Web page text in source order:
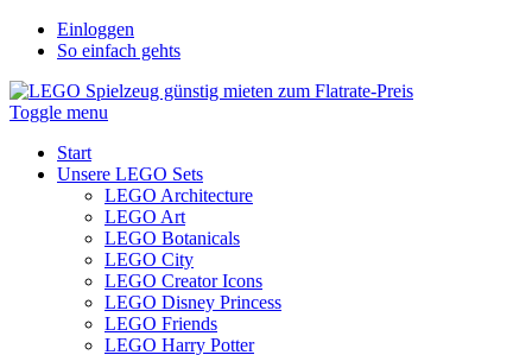
Einloggen
So einfach gehts
Toggle menu
Start
Unsere LEGO Sets
LEGO Architecture
LEGO Art
LEGO Botanicals
LEGO City
LEGO Creator Icons
LEGO Disney Princess
LEGO Friends
LEGO Harry Potter